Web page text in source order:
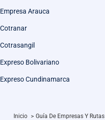
Empresa Arauca
Cotranar
Cotrasangil
Expreso Bolivariano
Expreso Cundinamarca
Inicio > Guía De Empresas Y Rutas